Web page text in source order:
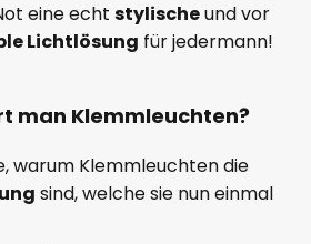
eine echt stylischeund vor
Lichtlösung für jedermann!
man Klemmleuchten?
warum Klemmleuchten die
sind, welche sie nun einmal